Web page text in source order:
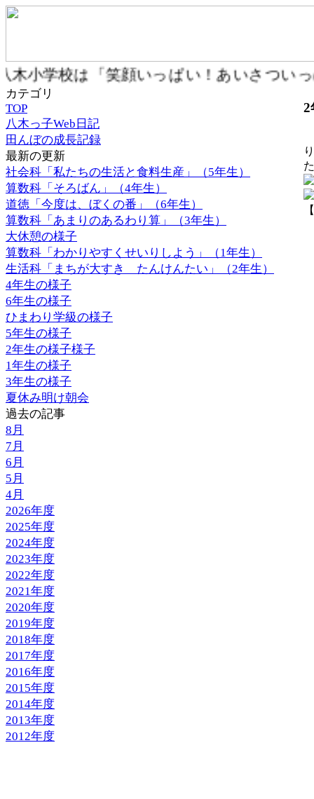
八木小学校は「笑顔いっぱい！あいさつ
カテゴリ
TOP
八木っ子Web日記
田んぼの成長記録
最新の更新
社会科「私たちの生活と食料生産」（5年生）
算数科「そろばん」（4年生）
道徳「今度は、ぼくの番」（6年生）
算数科「あまりのあるわり算」（3年生）
大休憩の様子
算数科「わかりやすくせいりしよう」（1年生）
生活科「まちが大すき たんけんたい」（2年生）
4年生の様子
6年生の様子
ひまわり学級の様子
5年生の様子
2年生の様子様子
1年生の様子
3年生の様子
夏休み明け朝会
過去の記事
8月
7月
6月
5月
4月
2026年度
2025年度
2024年度
2023年度
2022年度
2021年度
2020年度
2019年度
2018年度
2017年度
2016年度
2015年度
2014年度
2013年度
2012年度
2